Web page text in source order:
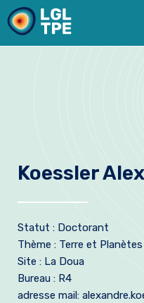
Recherche
Instrumentation
Koessler
Statut : Doctorant
Thème : Terre et Planètes
Site : La Doua
Bureau : R4
adresse mail: